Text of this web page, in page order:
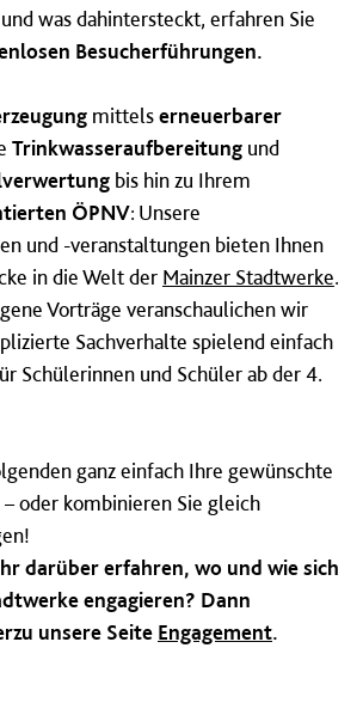
was dahintersteckt, erfahren Sie
Besucherführungen.
mittelserneuerbarer
Trinkwasseraufbereitung und
bis hin zu Ihrem
ÖPNV: Unsere
und -veranstaltungen bieten Ihnen
in die Welt der Mainzer Stadtwerke.
Vorträge veranschaulichen wir
Sachverhalte spielend einfach
Schülerinnen und Schüler ab der 4.
ganz einfach Ihre gewünschte
oder kombinieren Sie gleich
darüber erfahren, wo und wie sich
engagieren? Dann
unsere Seite Engagement.